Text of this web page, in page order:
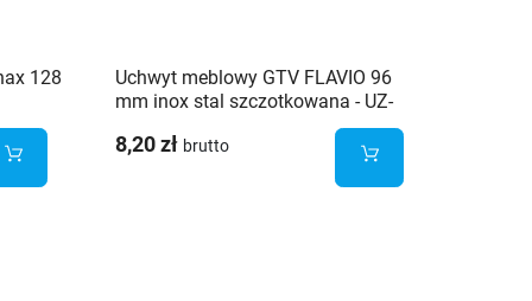
128
Uchwyt meblowy GTV FLAVIO 96
mm inox stal szczotkowana - UZ-
8,20 zł brutto